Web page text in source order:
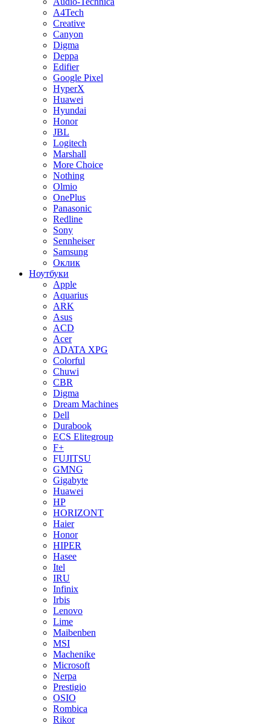
A4Tech
Creative
Canyon
Digma
Deppa
Edifier
Google Pixel
HyperX
Huawei
Hyundai
Honor
JBL
Logitech
Marshall
More Choice
Nothing
Olmio
OnePlus
Panasonic
Redline
Sony
Sennheiser
Samsung
Оклик
Ноутбуки
Apple
Aquarius
ARK
Asus
ACD
Acer
ADATA XPG
Colorful
Chuwi
CBR
Digma
Dream Machines
Dell
Durabook
ECS Elitegroup
F+
FUJITSU
GMNG
Gigabyte
Huawei
HP
HORIZONT
Haier
Honor
HIPER
Hasee
Itel
IRU
Infinix
Irbis
Lenovo
Lime
Maibenben
MSI
Machenike
Microsoft
Nerpa
Prestigio
OSIO
Rombica
Rikor